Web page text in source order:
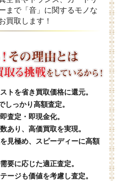
まで「音」に関するモノな
買取します！
トを省き買取価格に還元。
しっかり高額査定。
査定・即現金化。
あり、高価買取を実現。
見極め、スピーディーに高額
要に応じた適正査定。
ージも価値を考慮し査定。